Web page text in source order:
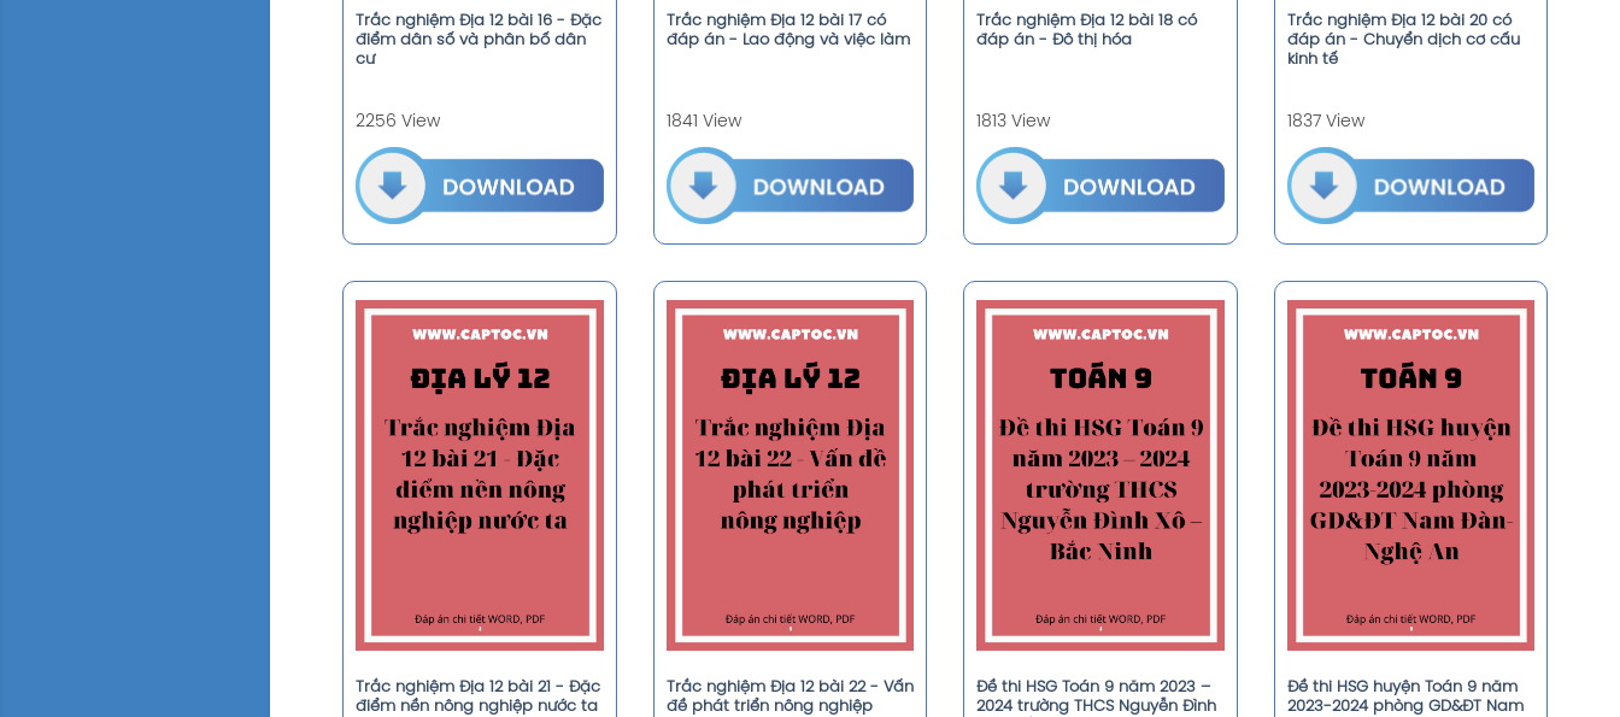
Trắc nghiệm Địa 12 bài 16 - Đặc
điểm dân số và phân bố dân
cư
2256 View
Trắc nghiệm Địa 12 bài 17 có
đáp án - Lao động và việc làm
1841 View
Trắc nghiệm Địa 12 bài 18 có
đáp án - Đô thị hóa
1813 View
Trắc nghiệm Địa 12 bài 20 có
đáp án - Chuyển dịch cơ cấu
kinh tế
1837 View
Trắc nghiệm Địa 12 bài 21 - Đặc
điểm nền nông nghiệp nước ta
Trắc nghiệm Địa 12 bài 22 - Vấn
đề phát triển nông nghiệp
Đề thi HSG Toán 9 năm 2023 –
2024 trường THCS Nguyễn Đình
Đề thi HSG huyện Toán 9 năm
2023-2024 phòng GD&ĐT Nam